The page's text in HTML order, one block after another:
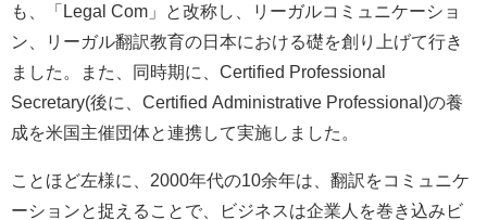
も、「
Legal Com 」と改称し、リーガルコミュニケーショ
ン、リーガル翻訳教育の日本における礎を創り上げて行き
ました。また、同時期に、 Certified Professional
Secretary(後に、 Certified Administrative Professional)の養
成を米国主催団体と連携して実施しました。
ことほど左様に、 2000年代の10余年は、翻訳をコミュニケ
ーションと捉えることで、ビジネスは企業人を巻き込みビ